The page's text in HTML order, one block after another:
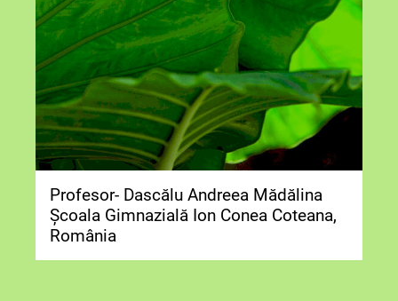
Profesor- Dascălu Andreea Mădălina
Școala Gimnazială Ion Conea Coteana,
România